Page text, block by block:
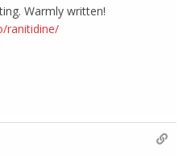
Warmly written!
ranitidine/